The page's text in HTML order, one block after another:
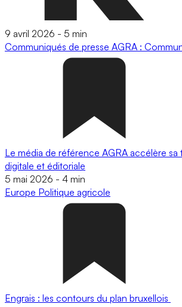
9 avril 2026 - 5 min
Communiqués de presse AGRA :
Le média de référence AGRA accélère sa
digitale et éditoriale
5 mai 2026 - 4 min
Europe Politique agricole
Engrais : les contours du plan bruxellois